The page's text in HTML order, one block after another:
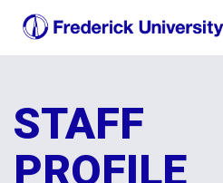
STAFF
PROFILE